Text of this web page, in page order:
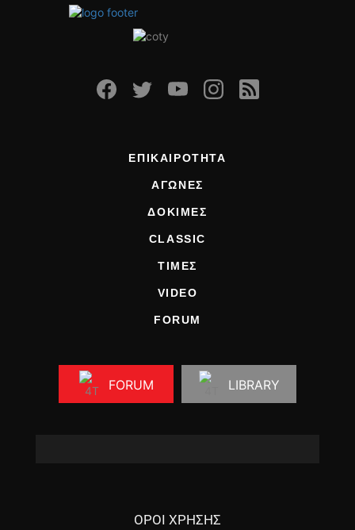
ΕΠΙΚΑΙΡΟΤΗΤΑ
ΑΓΩΝΕΣ
ΔΟΚΙΜΕΣ
CLASSIC
ΤΙΜΕΣ
VIDEO
FORUM
FORUM LIBRARY
ΟΡΟΙ ΧΡΗΣΗΣ